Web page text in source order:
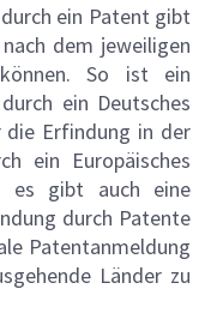
ein Patent gibt
dem jeweiligen
So ist ein
ein Deutsches
Erfindung in der
ein Europäisches
es gibt auch eine
durch Patente
Patentanmeldung
Länder zu